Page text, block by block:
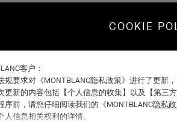
COOKIE
客户：
规要求对《MONTBLANC隐私政策》进行了更新
更新的内容包括【个人信息的收集】以及【第三
序前，请您仔细阅读我们的《MONTBLANC隐私
人信息相关权利的详情。